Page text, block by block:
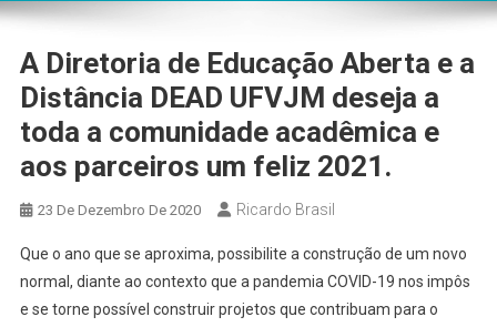
A Diretoria de Educação Aberta e a
Distância DEAD UFVJM deseja a
toda a comunidade acadêmica e
aos parceiros um feliz 2021.
23 De Dezembro De 2020 Ricardo Brasil
Que o ano que se aproxima, possibilite a construção de um novo
normal, diante ao contexto que a pandemia COVID-19 nos impôs
e se torne possível construir projetos que contribuam para o